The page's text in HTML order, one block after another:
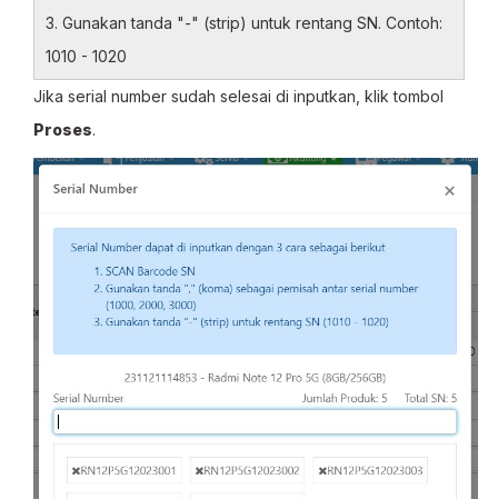
3. Gunakan tanda "-" (strip) untuk rentang SN. Contoh:
1010 - 1020
Jika serial number sudah selesai di inputkan, klik tombol
Proses.